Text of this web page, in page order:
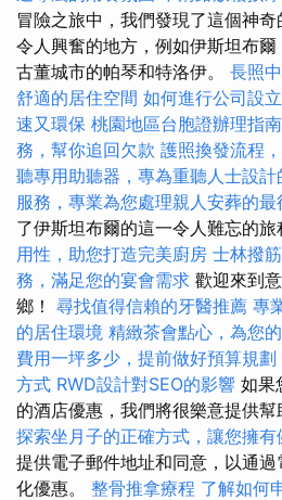
冒險之旅中，我們發現了這個神
令人興奮的地方，例如伊斯坦布
古董城市的帕琴和特洛伊。 長照
舒適的居住空間 如何進行公司設立
速又環保 桃園地區台胞證辦理指
務，幫你追回欠款 護照換發流程
聽專用助聽器，專為重聽人士設
服務，專業為您處理親人安葬的最
了伊斯坦布爾的這一令人難忘的旅
用性，助您打造完美廚房 士林撥
務，滿足您的宴會需求 歡迎來到
鄉！ 尋找值得信賴的牙醫推薦 專
的居住環境 精緻茶會點心，為您
費用一坪多少，提前做好預算規劃
方式 RWD設計對SEO的影響 如果
的酒店優惠，我們將很樂意提供幫
探索坐月子的正確方式，讓您擁
提供電子郵件地址和同意，以通
化優惠。 整骨推拿療程 了解如何